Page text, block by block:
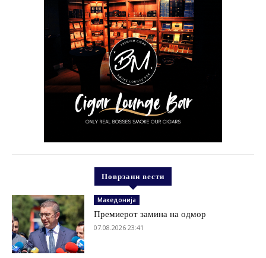
Поврзани вести
Македонија
Премиерот замина на одмор
07.08.2026 23:41